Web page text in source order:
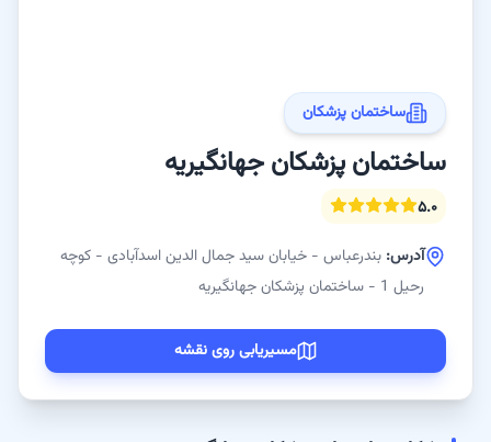
ساختمان پزشکان
ساختمان پزشکان جهانگیریه
۵.۰
آدرس: بندرعباس - خیابان سید جمال الدین اسدآبادی - کوچه
رحیل 1 - ساختمان پزشکان جهانگیریه
مسیریابی روی نقشه